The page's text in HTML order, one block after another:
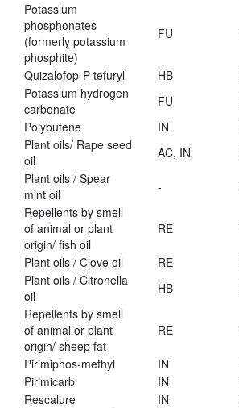
Potassium
phosphonates
(formerly potassium
phosphite)
FU
Quizalofop-P-tefuryl HB
Potassium hydrogen
carbonate
FU
Polybutene
IN
Plant oils/ Rape seed
oil
AC, IN
Plant oils / Spear
mint oil
-
Repellents by smell
of animal or plant
origin/ fish oil
RE
Plant oils / Clove oil RE
Plant oils / Citronella
oil
HB
Repellents by smell
of animal or plant
origin/ sheep fat
RE
Pirimiphos-methyl IN
Pirimicarb
IN
Rescalure
IN